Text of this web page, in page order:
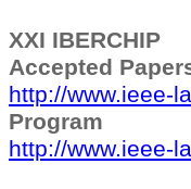
XXI IBERCHIP
Accepted
http://www.ieee-
Program
http://www.ieee-